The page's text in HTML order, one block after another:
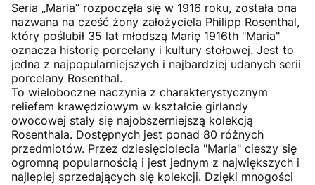
Seria „Maria” rozpoczęła się w 1916 roku, została ona
nazwana na cześć żony założyciela Philipp Rosenthal,
który poślubił 35 lat młodszą Marię 1916th "Maria"
oznacza historię porcelany i kultury stołowej. Jest to
jedna z najpopularniejszych i najbardziej udanych serii
porcelany Rosenthal.
To wieloboczne naczynia z charakterystycznym
reliefem krawędziowym w kształcie girlandy
owocowej stały się najobszerniejszą kolekcją
Rosenthala. Dostępnych jest ponad 80 różnych
przedmiotów. Przez dziesięciolecia "Maria" cieszy się
ogromną popularnością i jest jednym z największych i
najlepiej sprzedających się kolekcji. Dzięki mnogości